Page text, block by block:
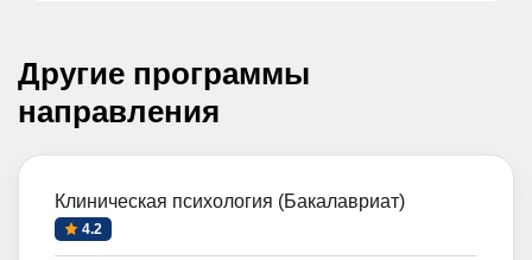
Другие программы
направления
Клиническая психология (Бакалавриат)
4.2